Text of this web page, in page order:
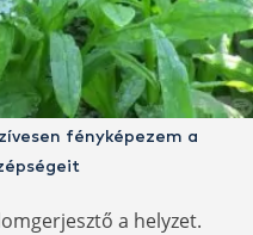
fényképezem a
a helyzet.